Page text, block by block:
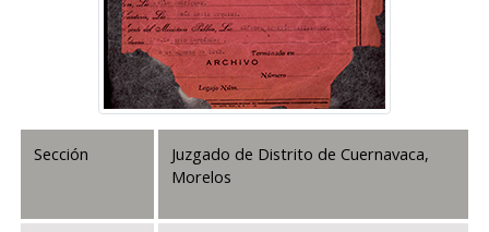
Sección
Juzgado de Distrito de Cuernavaca,
Morelos